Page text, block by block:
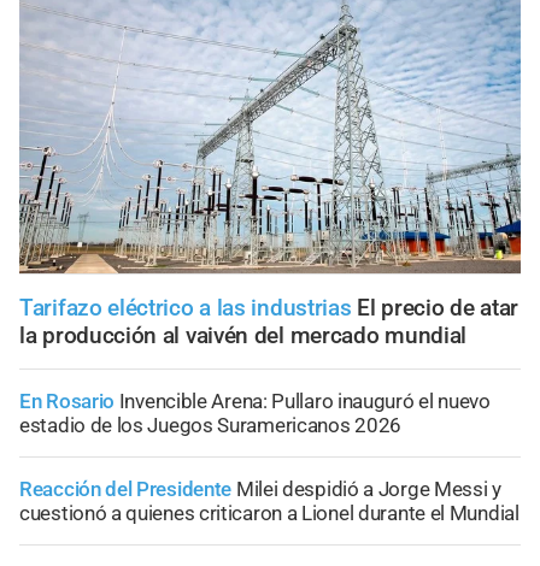
Tarifazo eléctrico a las industrias El precio de atar
la producción al vaivén del mercado mundial
En Rosario Invencible Arena: Pullaro inauguró el nuevo
estadio de los Juegos Suramericanos 2026
Reacción del Presidente Milei despidió a Jorge Messi y
cuestionó a quienes criticaron a Lionel durante el Mundial